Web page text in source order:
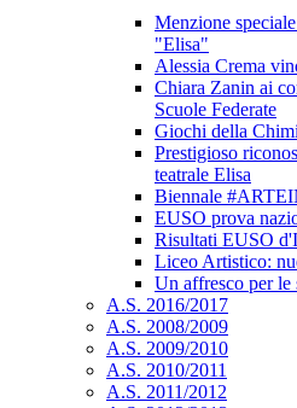
Menzione
"Elisa"
Alessia Crema
Chiara Zanin ai
Scuole Federate
Giochi della
Prestigioso
teatrale Elisa
Biennale
EUSO prova
Risultati EUSO
Liceo Artistico:
Un affresco per le
A.S. 2016/2017
A.S. 2008/2009
A.S. 2009/2010
A.S. 2010/2011
A.S. 2011/2012